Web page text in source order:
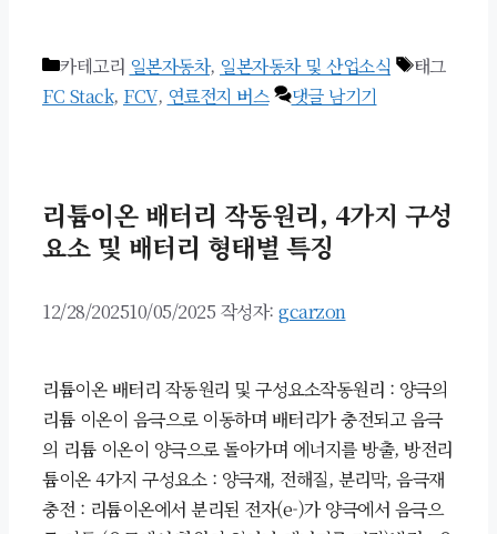
카테고리 일본자동차, 일본자동차 및 산업소식
태그
FC Stack, FCV, 연료전지 버스 댓글 남기기
리튬이온 배터리 작동원리, 4가지 구성
요소 및 배터리 형태별 특징
12/28/202510/05/2025 작성자: gcarzon
리튬이온 배터리 작동원리 및 구성요소작동원리 : 양극의
리튬 이온이 음극으로 이동하며 배터리가 충전되고 음극
의 리튬 이온이 양극으로 돌아가며 에너지를 방출, 방전리
튬이온 4가지 구성요소 : 양극재, 전해질, 분리막, 음극재
충전 : 리튬이온에서 분리된 전자(e-)가 양극에서 음극으